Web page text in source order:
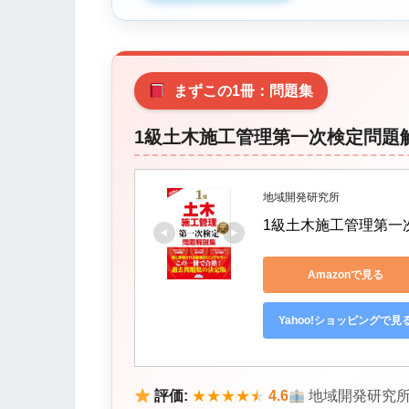
まずこの1冊：問題集
1級土木施工管理第一次検定問題
地域開発研究所
1級土木施工管理第一
Amazonで見る
Yahoo!ショッピングで見
評価: ★★★★★ 4.6 地域開発研究